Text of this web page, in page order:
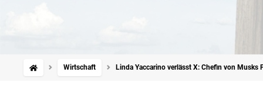
Wirtschaft Linda Yaccarino verlässt X: Chefin von Musks